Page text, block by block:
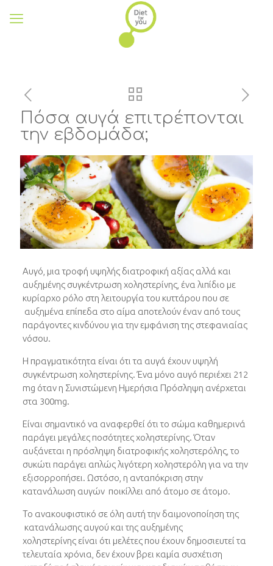
Πόσα αυγά επιτρέπονται
την εβδομάδα;
Αυγό, μια τροφή υψηλής διατροφική αξίας αλλά και
αυξημένης συγκέντρωση χοληστερίνης, ένα λιπίδιο με
κυρίαρχο ρόλο στη λειτουργία του κυττάρου που σε
αυξημένα επίπεδα στο αίμα αποτελούν έναν από τους
παράγοντες κινδύνου για την εμφάνιση της στεφανιαίας
νόσου.
Η πραγματικότητα είναι ότι τα αυγά έχουν υψηλή
συγκέντρωση χοληστερίνης. Ένα μόνο αυγό περιέχει 212
mg όταν η Συνιστώμενη Ημερήσια Πρόσληψη ανέρχεται
στα 300mg.
Είναι σημαντικό να αναφερθεί ότι το σώμα καθημερινά
παράγει μεγάλες ποσότητες χοληστερίνης. Όταν
αυξάνεται η πρόσληψη διατροφικής χοληστερόλης, το
συκώτι παράγει απλώς λιγότερη χοληστερόλη για να την
εξισορροπήσει. Ωστόσο, η ανταπόκριση στην
κατανάλωση αυγών ποικίλλει από άτομο σε άτομο.
Το ανακουφιστικό σε όλη αυτή την δαιμονοποίηση της
κατανάλωσης αυγού και της αυξημένης
χοληστερίνης είναι ότι μελέτες που έχουν δημοσιευτεί τα
τελευταία χρόνια, δεν έχουν βρει καμία συσχέτιση